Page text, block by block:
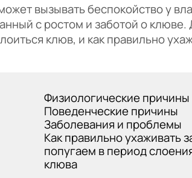
вызывать беспокойство у
с ростом и заботой о
клюв, и как правильно
Физиологические причины
Поведенческие причины
Заболевания и проблемы
Как правильно ухаживать
попугаем в период
клюва